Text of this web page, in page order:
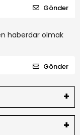
Gönder
haberdar olmak
Gönder